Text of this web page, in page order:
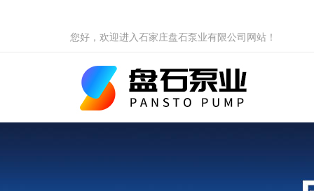
您好，欢迎进入石家庄盘石泵业有限公司网站！